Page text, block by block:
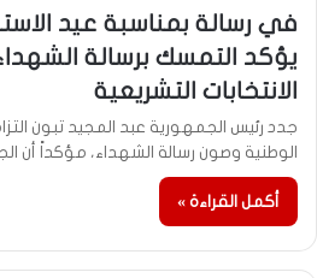
في رسالة بمناسبة عيد
يؤكد التمسك برسالة
الانتخابات التشريعية
جدد رئيس الجمهورية عبد المجيد تبون
الوطنية وصون رسالة الشهداء، مؤكداً أن
أكمل القراءة »